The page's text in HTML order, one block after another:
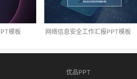
模板 网络信息安全工作汇报PPT模板
优品PPT